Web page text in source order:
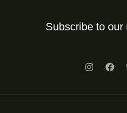
Subscribe to our